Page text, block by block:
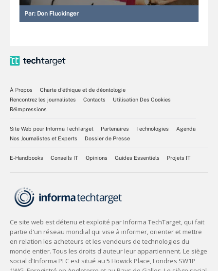
Par: Don Fluckinger
À Propos
Charte d’éthique et de déontologie
Rencontrez les journalistes
Contacts
Utilisation Des Cookies
Réimpressions
Site Web pour Informa TechTarget Partenaires Technologies
Agenda
Nos Journalistes et Experts
Dossier de Presse
E-Handbooks Conseils IT Opinions Guides Essentiels Projets IT